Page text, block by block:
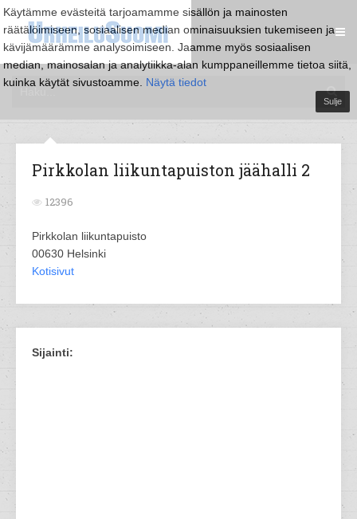
Käytämme evästeitä tarjoamamme sisällön ja mainosten
räätälöimiseen, sosiaalisen median ominaisuuksien tukemiseen ja
kävijämäärämme analysoimiseen. Jaamme myös sosiaalisen
median, mainosalan ja analytiikka-alan kumppaneillemme tietoa siitä,
kuinka käytät sivustoamme. Näytä tiedot
Sulje
Pirkkolan liikuntapuiston jäähalli 2
12396
Pirkkolan liikuntapuisto
00630 Helsinki
Kotisivut
Sijainti: